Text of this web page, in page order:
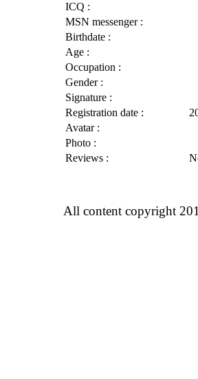
ICQ :
MSN messenger :
Birthdate :
Age :
Occupation :
Gender :
Signature :
Registration date :
Avatar :
Photo :
Reviews :
All content copyright